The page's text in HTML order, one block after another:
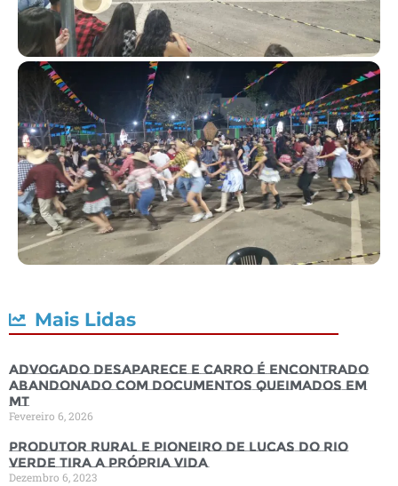
Mais Lidas
Advogado desaparece e carro é encontrado
abandonado com documentos queimados em
MT
Fevereiro 6, 2026
Produtor rural e pioneiro de Lucas do Rio
Verde tira a própria vida
Dezembro 6, 2023